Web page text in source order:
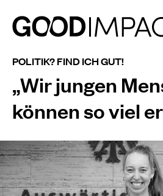
POLITIK? FIND ICH GUT!
„Wir jungen
können so viel